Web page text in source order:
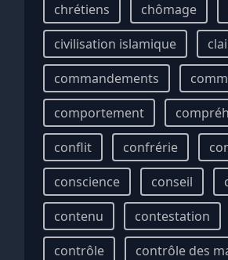
chrétiens
chômage
civilisation islamique
commandements
comportement
conflit
confrérie
conscience
conseil
contenu
contestation
contrôle
contrôle des